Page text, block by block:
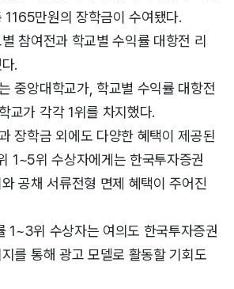
1165만원의 장학금이 수여됐다.
참여전과 학교별 수익률 대항전 리
.
중앙대학교가, 학교별 수익률 대항전
교가 각각 1위를 차지했다.
장학금 외에도 다양한 혜택이 제공된
1~5위 수상자에게는 한국투자증권
공채 서류전형 면제 혜택이 주어진
1~3위 수상자는 여의도 한국투자증권
를 통해 광고 모델로 활동할 기회도